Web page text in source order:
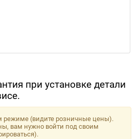
при установке детали
режиме (видите розничные цены).
вам нужно войти под своим